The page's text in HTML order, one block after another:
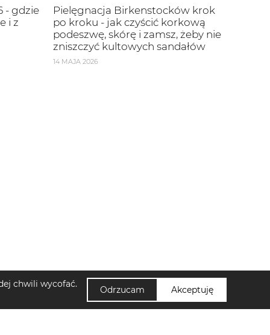
- gdzie
i z
Pielęgnacja Birkenstocków krok
po kroku - jak czyścić korkową
podeszwę, skórę i zamsz, żeby nie
zniszczyć kultowych sandałów
14 MAJA 2026
chwili wycofać.
Odrzucam Akceptuję